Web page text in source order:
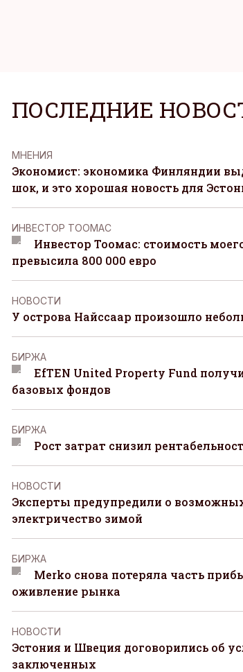
ПОСЛЕДНИЕ
MНЕНИЯ
Экономист: экономика Финляндии
шок, и это хорошая новость для
ИНВЕСТОР ТООМАС
Инвестор Тоомас: стоимость
превысила 800 000 евро
НОВОСТИ
У острова Найссаар произошло
БИРЖА
EfTEN United Property Fund
базовых фондов
БИРЖА
Рост затрат снизил
НОВОСТИ
Эксперты предупредили о
электричество зимой
БИРЖА
Merko снова потеряла часть
оживление рынка
НОВОСТИ
Эстония и Швеция договорились об
заключенных